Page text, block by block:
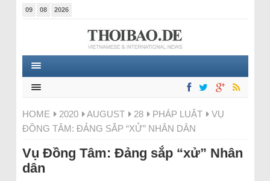
09 08 2026
HOME 2020 AUGUST 28 PHÁP LUẬT
VỤ
ĐỒNG TÂM: ĐẢNG SẮP “XỬ” NHÂN DÂN
Vụ Đồng Tâm: Đảng sắp “xử” Nhân
dân